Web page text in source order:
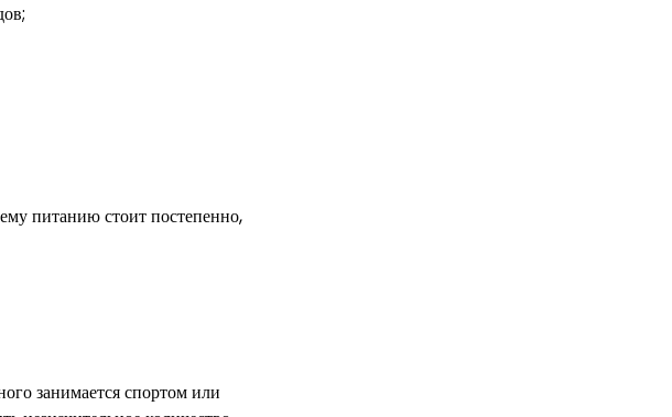
питанию стоит постепенно,
занимается спортом или